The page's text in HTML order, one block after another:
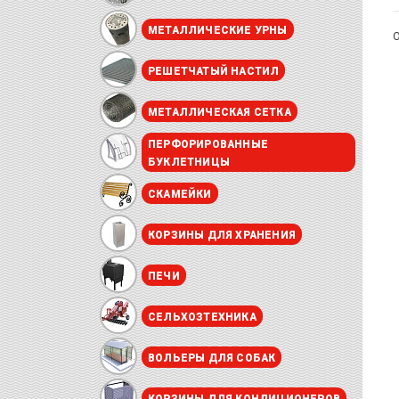
МЕТАЛЛИЧЕСКИЕ УРНЫ
РЕШЕТЧАТЫЙ НАСТИЛ
МЕТАЛЛИЧЕСКАЯ СЕТКА
ПЕРФОРИРОВАННЫЕ
БУКЛЕТНИЦЫ
СКАМЕЙКИ
КОРЗИНЫ ДЛЯ ХРАНЕНИЯ
ПЕЧИ
СЕЛЬХОЗТЕХНИКА
ВОЛЬЕРЫ ДЛЯ СОБАК